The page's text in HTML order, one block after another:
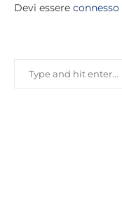
Devi essere connesso